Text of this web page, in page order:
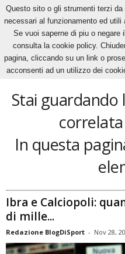
Home Tags Scudetti
scudetti
Stai guardando
In questa
Ibra e Calciopoli:
di mille...
Redazione BlogDiSport - Nov 28,
Questo sito o gli strumenti terzi
necessari al funzionamento ed
Se vuoi saperne di piu o
consulta la cookie policy.
pagina, cliccando su un link o
acconsenti ad un utilizzo dei